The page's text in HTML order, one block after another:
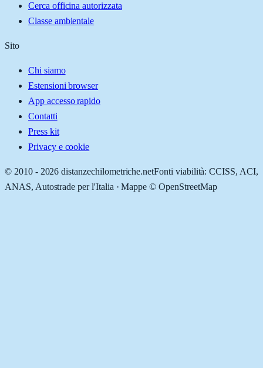
Cerca officina autorizzata
Classe ambientale
Sito
Chi siamo
Estensioni browser
App accesso rapido
Contatti
Press kit
Privacy e cookie
© 2010 - 2026 distanzechilometriche.netFonti viabilità: CCISS, ACI,
ANAS, Autostrade per l'Italia · Mappe © OpenStreetMap